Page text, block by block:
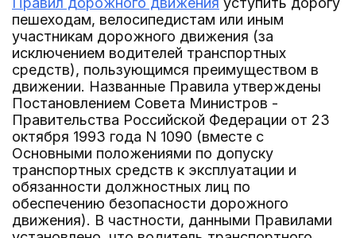
пешеходам, велосипедистам или иным
участникам дорожного движения (за
исключением водителей транспортных
средств), пользующимся преимуществом в
движении. Названные Правила утверждены
Постановлением Совета Министров -
Правительства Российской Федерации от 23
октября 1993 года N 1090 (вместе с
Основными положениями по допуску
транспортных средств к эксплуатации и
обязанности должностных лиц по
обеспечению безопасности дорожного
движения). В частности, данными Правилами